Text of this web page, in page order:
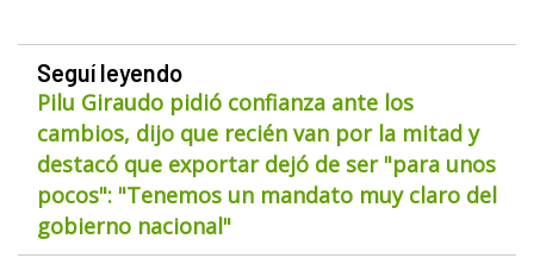
Seguí leyendo
Pilu Giraudo pidió confianza ante los
cambios, dijo que recién van por la mitad y
destacó que exportar dejó de ser "para unos
pocos": "Tenemos un mandato muy claro del
gobierno nacional"